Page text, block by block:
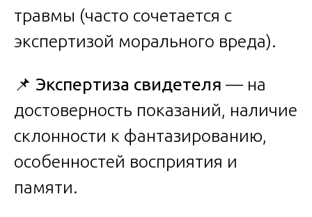
травмы (часто сочетается с
экспертизой морального вреда).
📌 Экспертиза свидетеля — на
достоверность показаний, наличие
склонности к фантазированию,
особенностей восприятия и
памяти.